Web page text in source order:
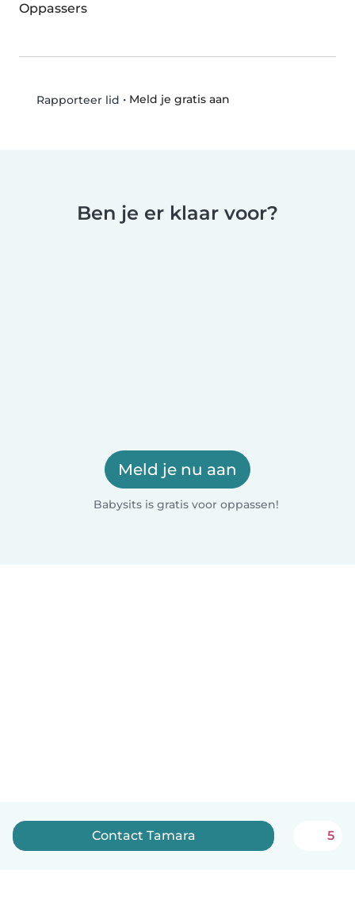
Oppassers
Rapporteer lid • Meld je gratis aan
Ben je er klaar voor?
Meld je nu aan
Babysits is gratis voor oppassen!
Contact Tamara 5